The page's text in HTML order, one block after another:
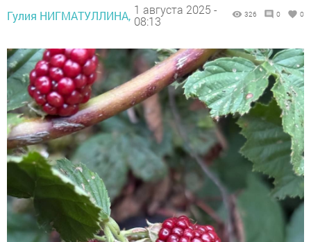
Гулия НИГМАТУЛЛИНА, 1 августа 2025 -
08:13
326 0 0